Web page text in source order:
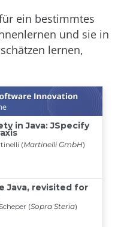
ein bestimmtes
und sie in
lernen,